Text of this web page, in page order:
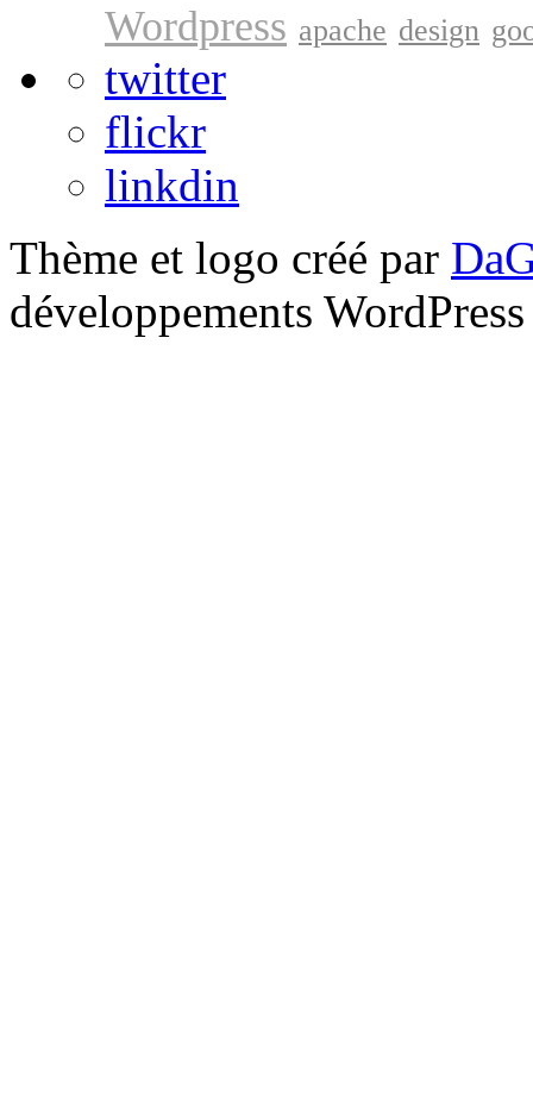
Wordpress apache design
twitter
flickr
linkdin
Thème et logo créé par
développements